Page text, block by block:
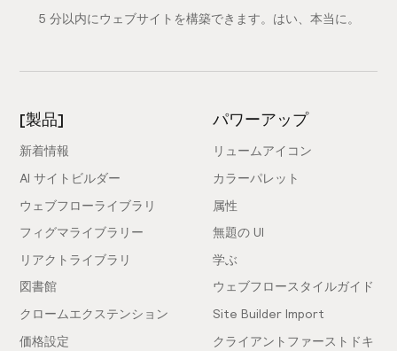
5 分以内にウェブサイトを構築できます。はい、本当に。
[製品]
新着情報
AI サイトビルダー
ウェブフローライブラリ
フィグマライブラリー
リアクトライブラリ
図書館
クロームエクステンション
価格設定
パワーアップ
リュームアイコン
カラーパレット
属性
無題の UI
学ぶ
ウェブフロースタイルガイド
Site Builder Import
クライアントファーストドキ